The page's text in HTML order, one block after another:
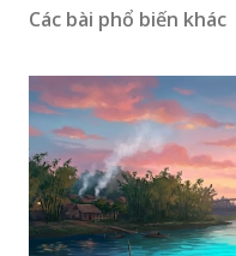
Các bài phổ biến khác